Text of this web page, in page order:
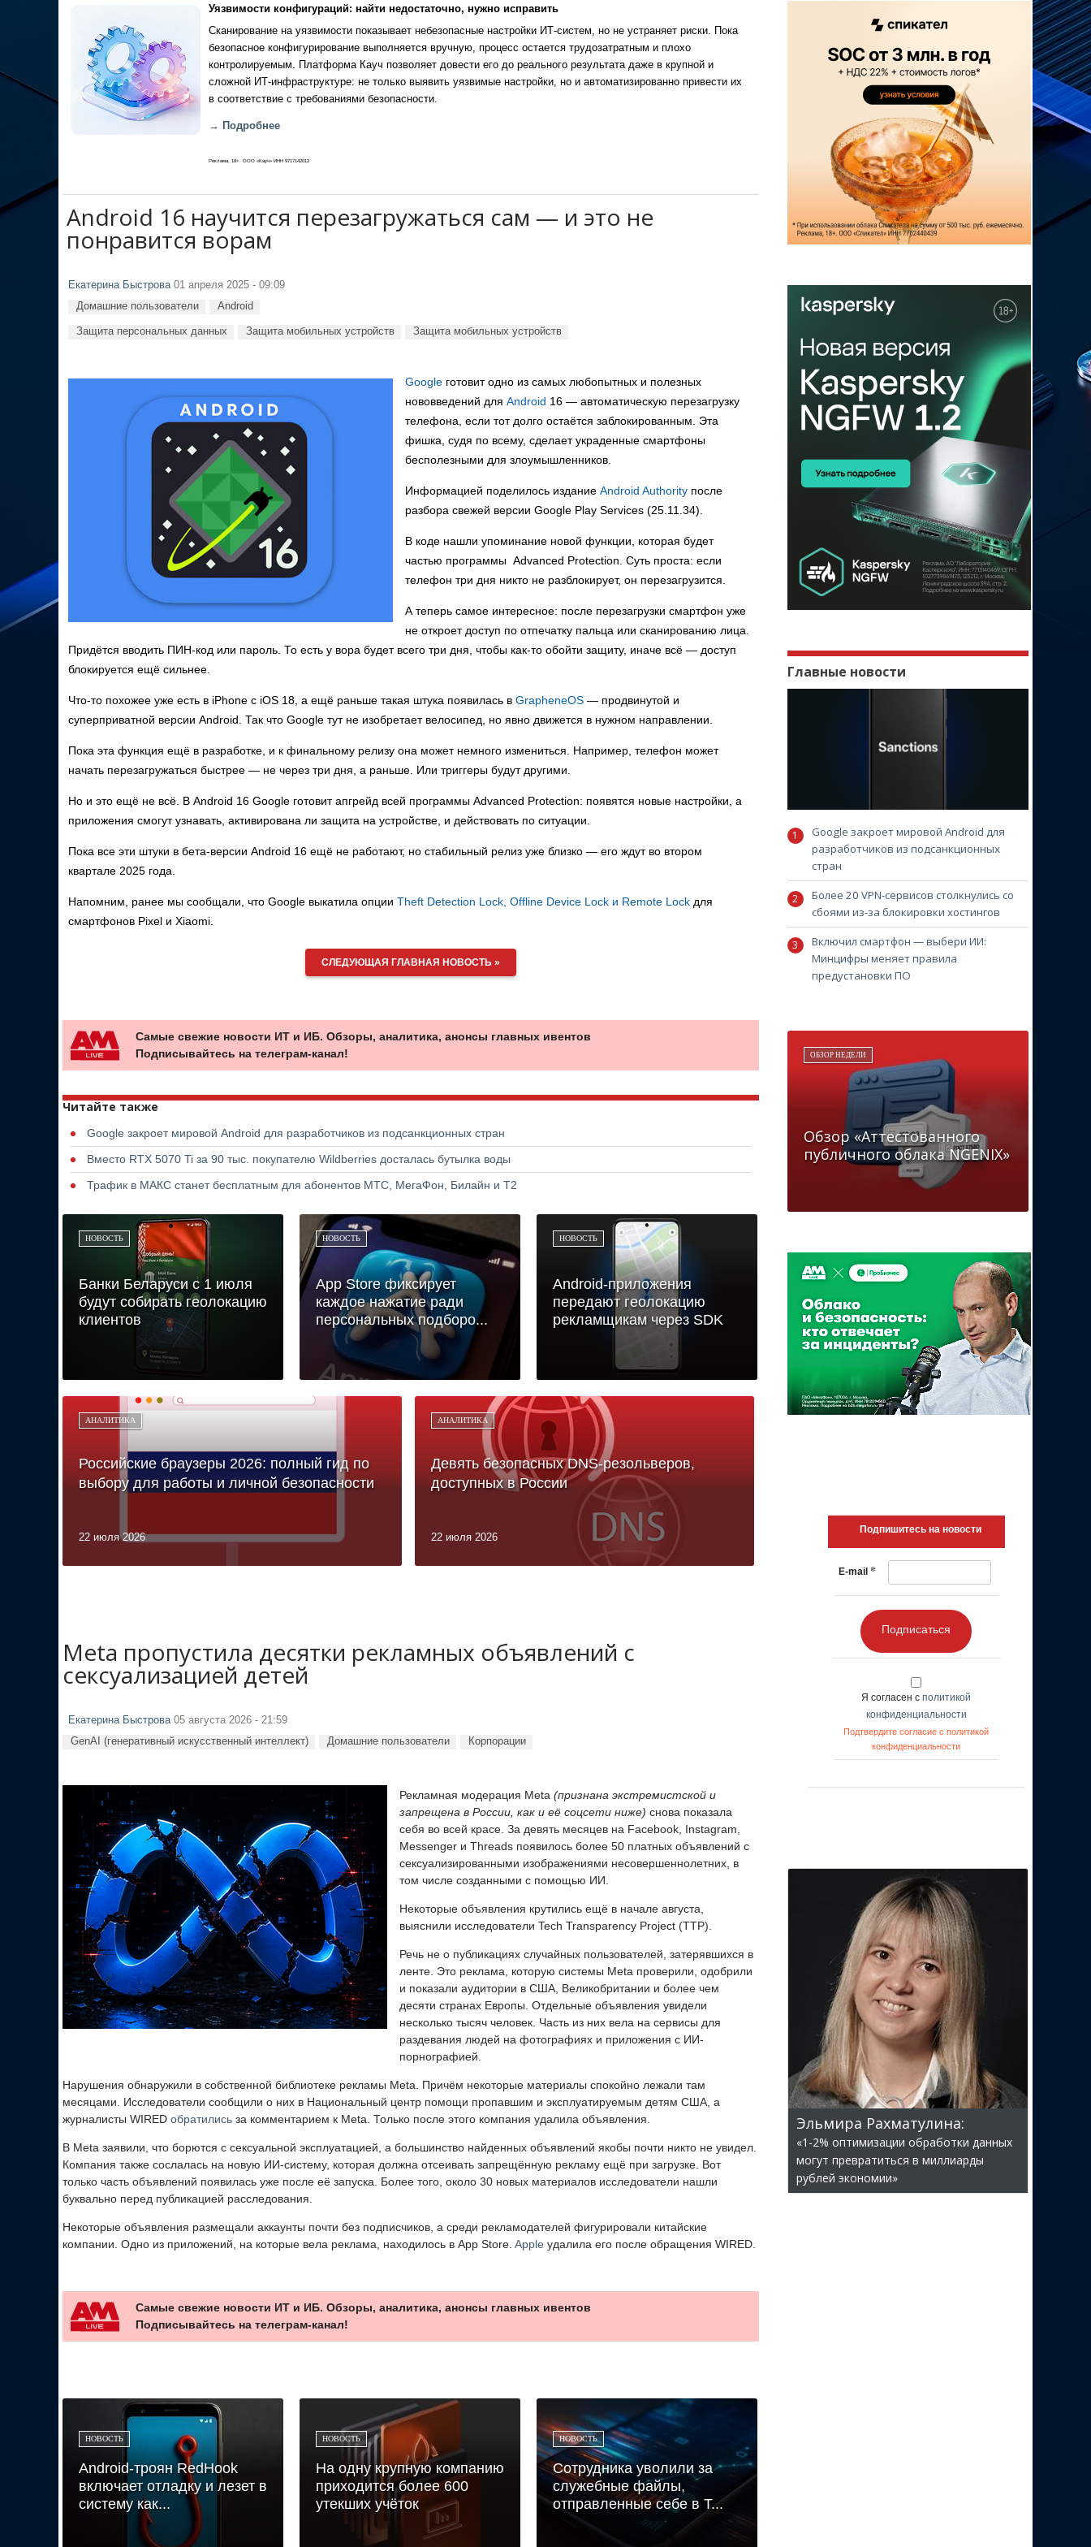
Уязвимости конфигураций: найти недостаточно, нужно исправить
Сканирование на уязвимости показывает небезопасные настройки ИТ-систем, но не устраняет риски. Пока
безопасное конфигурирование выполняется вручную, процесс остается трудозатратным и плохо
контролируемым. Платформа Кауч позволяет довести его до реального результата даже в крупной и
сложной ИТ-инфраструктуре: не только выявить уязвимые настройки, но и автоматизированно привести их
в соответствие с требованиями безопасности.
→ Подробнее
Реклама, 18+. ООО «Кауч» ИНН 9717142012
Android 16 научится перезагружаться сам — и это не
понравится ворам
Екатерина Быстрова01 апреля 2025 - 09:09
Домашние пользователи Android
Защита персональных данных Защита мобильных устройств Защита мобильных устройств
Google готовит одно из самых любопытных и полезных
нововведений для Android 16 — автоматическую перезагрузку
телефона, если тот долго остаётся заблокированным. Эта
фишка, судя по всему, сделает украденные смартфоны
бесполезными для злоумышленников.
Информацией поделилось издание Android Authority после
разбора свежей версии Google Play Services (25.11.34).
В коде нашли упоминание новой функции, которая будет
частью программы Advanced Protection. Суть проста: если
телефон три дня никто не разблокирует, он перезагрузится.
А теперь самое интересное: после перезагрузки смартфон уже
не откроет доступ по отпечатку пальца или сканированию лица.
Придётся вводить ПИН-код или пароль. То есть у вора будет всего три дня, чтобы как-то обойти защиту, иначе всё — доступ
блокируется ещё сильнее.
Что-то похожее уже есть в iPhone с iOS 18, а ещё раньше такая штука появилась в GrapheneOS — продвинутой и
суперприватной версии Android. Так что Google тут не изобретает велосипед, но явно движется в нужном направлении.
Пока эта функция ещё в разработке, и к финальному релизу она может немного измениться. Например, телефон может
начать перезагружаться быстрее — не через три дня, а раньше. Или триггеры будут другими.
Но и это ещё не всё. В Android 16 Google готовит апгрейд всей программы Advanced Protection: появятся новые настройки, а
приложения смогут узнавать, активирована ли защита на устройстве, и действовать по ситуации.
Пока все эти штуки в бета-версии Android 16 ещё не работают, но стабильный релиз уже близко — его ждут во втором
квартале 2025 года.
Напомним, ранее мы сообщали, что Google выкатила опции Theft Detection Lock, Offline Device Lock и Remote Lock для
смартфонов Pixel и Xiaomi.
СЛЕДУЮЩАЯ ГЛАВНАЯ НОВОСТЬ »
Самые свежие новости ИТ и ИБ. Обзоры, аналитика, анонсы главных ивентов
Подписывайтесь на телеграм-канал!
Читайте также
Google закроет мировой Android для разработчиков из подсанкционных стран
Вместо RTX 5070 Ti за 90 тыс. покупателю Wildberries досталась бутылка воды
Трафик в МАКС станет бесплатным для абонентов МТС, МегаФон, Билайн и Т2
НОВОСТЬ
Банки Беларуси с 1 июля
будут собирать геолокацию
клиентов
НОВОСТЬ
App Store фиксирует
каждое нажатие ради
персональных подборо...
НОВОСТЬ
Android-приложения
передают геолокацию
рекламщикам через SDK
АНАЛИТИКА
Российские браузеры 2026: полный гид по
выбору для работы и личной безопасности
22 июля 2026
АНАЛИТИКА
Девять безопасных DNS-резольверов,
доступных в России
22 июля 2026
Meta пропустила десятки рекламных объявлений с
сексуализацией детей
Екатерина Быстрова 05 августа 2026 - 21:59
GenAI (генеративный искусственный интеллект) Домашние пользователи Корпорации
Рекламная модерация Meta (признана экстремистской и
запрещена в России, как и её соцсети ниже) снова показала
себя во всей красе. За девять месяцев на Facebook, Instagram,
Messenger и Threads появилось более 50 платных объявлений с
сексуализированными изображениями несовершеннолетних, в
том числе созданными с помощью ИИ.
Некоторые объявления крутились ещё в начале августа,
выяснили исследователи Tech Transparency Project (TTP).
Речь не о публикациях случайных пользователей, затерявшихся в
ленте. Это реклама, которую системы Meta проверили, одобрили
и показали аудитории в США, Великобритании и более чем
десяти странах Европы. Отдельные объявления увидели
несколько тысяч человек. Часть из них вела на сервисы для
раздевания людей на фотографиях и приложения с ИИ-
порнографией.
Нарушения обнаружили в собственной библиотеке рекламы Meta. Причём некоторые материалы спокойно лежали там
месяцами. Исследователи сообщили о них в Национальный центр помощи пропавшим и эксплуатируемым детям США, а
журналисты WIRED обратились за комментарием к Meta. Только после этого компания удалила объявления.
В Meta заявили, что борются с сексуальной эксплуатацией, а большинство найденных объявлений якобы почти никто не увидел.
Компания также сослалась на новую ИИ-систему, которая должна отсеивать запрещённую рекламу ещё при загрузке. Вот
только часть объявлений появилась уже после её запуска. Более того, около 30 новых материалов исследователи нашли
буквально перед публикацией расследования.
Некоторые объявления размещали аккаунты почти без подписчиков, а среди рекламодателей фигурировали китайские
компании. Одно из приложений, на которые вела реклама, находилось в App Store. Apple удалила его после обращения WIRED.
Самые свежие новости ИТ и ИБ. Обзоры, аналитика, анонсы главных ивентов
Подписывайтесь на телеграм-канал!
НОВОСТЬ
Android-троян RedHook
включает отладку и лезет в
систему как...
НОВОСТЬ
На одну крупную компанию
приходится более 600
утекших учёток
НОВОСТЬ
Сотрудника уволили за
служебные файлы,
отправленные себе в T...
Главные новости
Google закроет мировой Android для
разработчиков из подсанкционных
стран
Более 20 VPN-сервисов столкнулись со
сбоями из-за блокировки хостингов
Включил смартфон — выбери ИИ:
Минцифры меняет правила
предустановки ПО
ОБЗОР НЕДЕЛИ
Обзор «Аттестованного
публичного облака NGENIX»
Подпишитесь на новости
E-mail *
Подписаться
Я согласен с политикой
конфиденциальности
Подтвердите согласие с политикой
конфиденциальности
Эльмира Рахматулина:
«1-2% оптимизации обработки данных
могут превратиться в миллиарды
рублей экономии»